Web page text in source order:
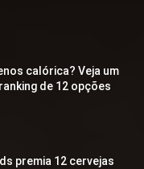
calórica? Veja um
de 12 opções
premia 12 cervejas